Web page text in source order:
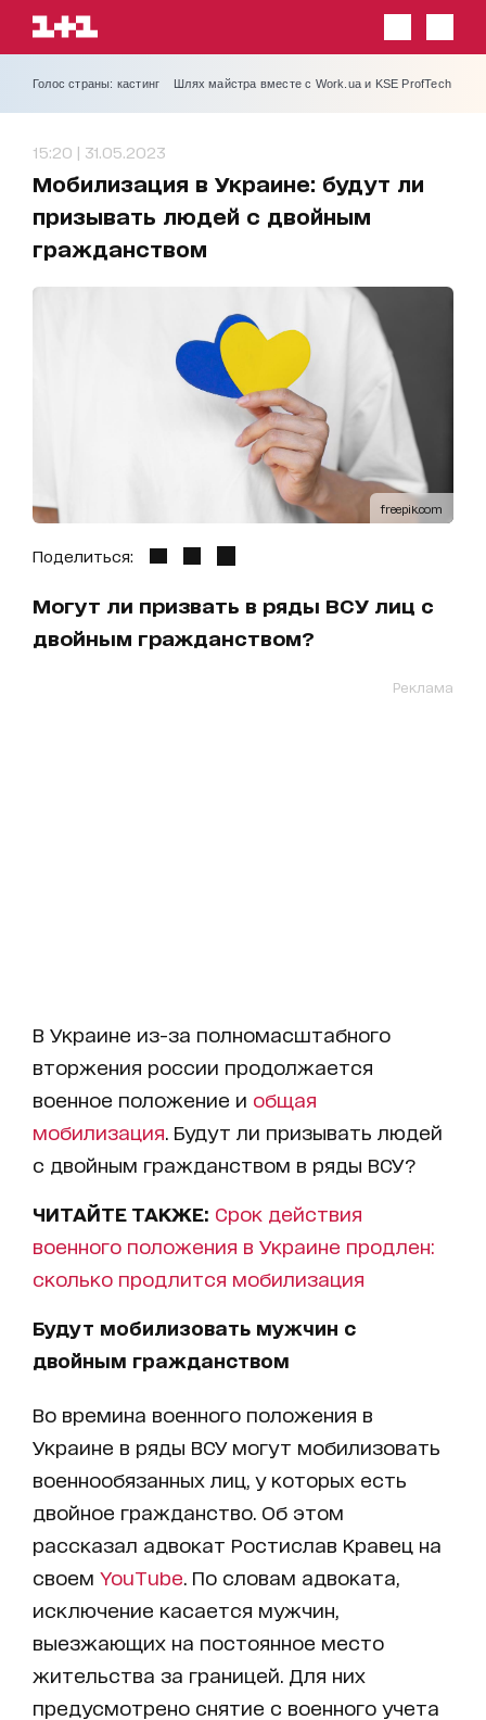
Голос страны: кастинг Шлях майстра вместе с Work.ua и KSE ProfTech
15:20 | 31.05.2023
Мобилизация в Украине: будут ли
призывать людей с двойным
гражданством
freepik.com
Поделиться:
Могут ли призвать в ряды ВСУ лиц с
двойным гражданством?
Реклама
В Украине из-за полномасштабного
вторжения россии продолжается
военное положение и общая
мобилизация . Будут ли призывать людей
с двойным гражданством в ряды ВСУ?
ЧИТАЙТЕ ТАКЖЕ: Срок действия
военного положения в Украине продлен:
сколько продлится мобилизация
Будут мобилизовать мужчин с
двойным гражданством
Во времина военного положения в
Украине в ряды ВСУ могут мобилизовать
военнообязанных лиц, у которых есть
двойное гражданство. Об этом
рассказал адвокат Ростислав Кравец на
своем YouTube . По словам адвоката,
исключение касается мужчин,
выезжающих на постоянное место
жительства за границей. Для них
предусмотрено снятие с военного учета